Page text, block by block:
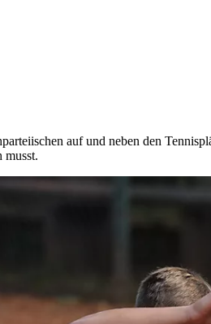
auf und neben den
musst.